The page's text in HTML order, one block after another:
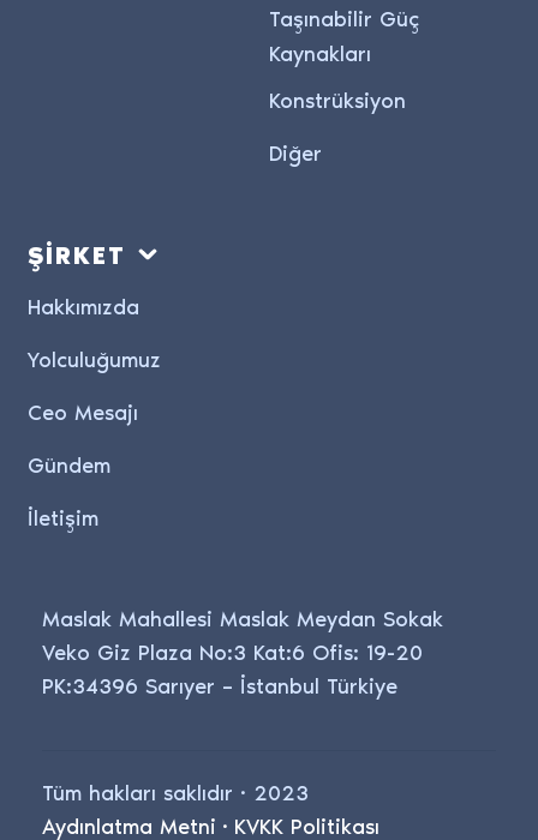
Taşınabilir Güç
Kaynakları
Konstrüksiyon
Diğer
ŞİRKET
Hakkımızda
Yolculuğumuz
Ceo Mesajı
Gündem
İletişim
Maslak Mahallesi Maslak Meydan Sokak
Veko Giz Plaza No:3 Kat:6 Ofis: 19-20
PK:34396 Sarıyer – İstanbul Türkiye
Tüm hakları saklıdır · 2023
Aydınlatma Metni · KVKK Politikası